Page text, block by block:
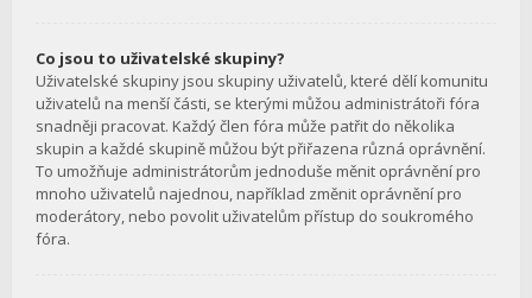
Co jsou to uživatelské skupiny?
Uživatelské skupiny jsou skupiny uživatelů, které dělí komunitu
uživatelů na menší části, se kterými můžou administrátoři fóra
snadněji pracovat. Každý člen fóra může patřit do několika
skupin a každé skupině můžou být přiřazena různá oprávnění.
To umožňuje administrátorům jednoduše měnit oprávnění pro
mnoho uživatelů najednou, například změnit oprávnění pro
moderátory, nebo povolit uživatelům přístup do soukromého
fóra.